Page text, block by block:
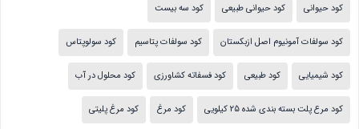
کود حیوانی کود حیوانی طبیعی کود سه بیست
کود سولفات آمونیوم اصل ازبکستان کود سولفات پتاسیم کود سولوپتاس
کود شیمیایی کود طبیعی کود فسفاته کشاورزی کود محلول در آب
کود مرع پلت بسته بندی شده 25 کیلویی کود مرغ کود مرغ پلیتی